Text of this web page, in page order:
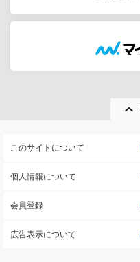
このサイトについて
個人情報について
会員登録
広告表示について